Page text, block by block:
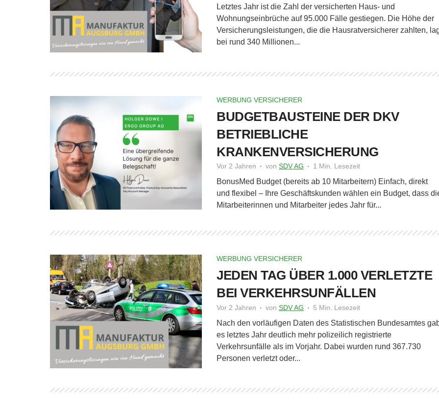
Letztes Jahr ist die Zahl der versicherten Haus- und
Wohnungseinbrüche auf 95.000 Fälle gestiegen. Die Höhe der
Versicherungsleistungen, die die Hausratversicherer zahlten,
bei rund 340 Millionen...
WERBUNG VERSICHERER
BUDGETBAUSTEINE DER DKV
BETRIEBLICHE
KRANKENVERSICHERUNG
Vor 2 Jahren von SDV AG 1 Min. Lesezeit
BonusMed Budget (bereits ab 10 Mitarbeitern) Einfach, direkt
und flexibel – Ihre Geschäftskunden wählen ein Budget, dass
Mitarbeiterinnen und Mitarbeiter jedes Jahr für...
WERBUNG VERSICHERER
JEDEN TAG ÜBER 1.000 VERLETZTE
BEI VERKEHRSUNFÄLLEN
Vor 2 Jahren von SDV AG 5 Min. Lesezeit
Nach den vorläufigen Daten des Statistischen Bundesamtes
es letztes Jahr deutlich mehr polizeilich registrierte
Verkehrsunfälle als im Vorjahr. Dabei wurden rund 367.730
Personen verletzt oder...